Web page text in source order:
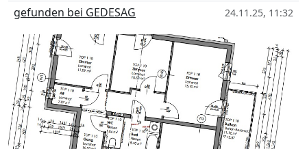
gefunden bei GEDESAG 24.11.25, 11:32